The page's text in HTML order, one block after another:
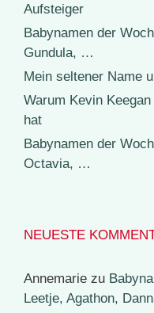
Aufsteiger
Babynamen der
Gundula, …
Mein seltener Name
Warum Kevin
hat
Babynamen der
Octavia, …
NEUESTE
Annemarie zu
Leetje, Agathon,